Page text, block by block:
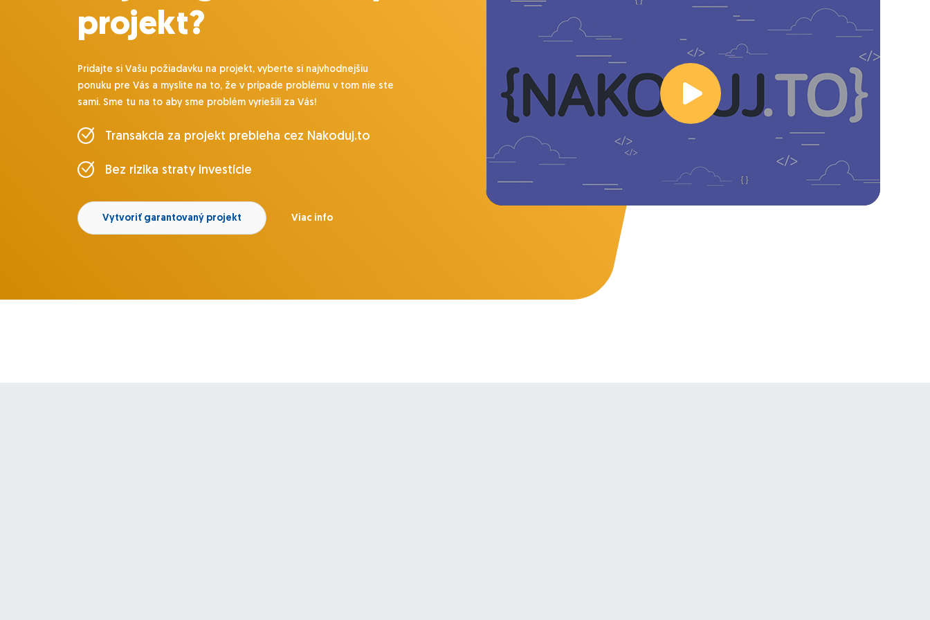
projekt?
Pridajte si Vašu požiadavku na projekt, vyberte si najvhodnejšiu
ponuku pre Vás a myslite na to, že v prípade problému v tom nie ste
sami. Sme tu na to aby sme problém vyriešili za Vás!
Transakcia za projekt prebieha cez Nakoduj.to
Bez rizika straty investície
Vytvoriť garantovaný projekt Viac info